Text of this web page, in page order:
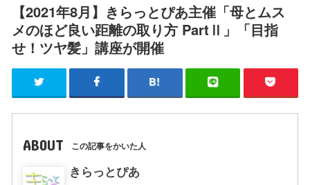
【2021年8月】きらっとぴあ主催「母とムス
メのほど良い距離の取り方 PartⅡ」「目指
せ！ツヤ髪」講座が開催
ABOUT この記事をかいた人
きらっとぴあ